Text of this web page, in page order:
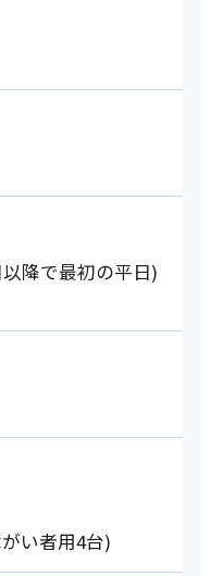
降で最初の平日)
い者用4台)